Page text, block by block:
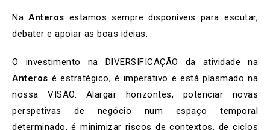
NaAnteros estamos sempre disponíveis para escutar,
debater e apoiar as boas ideias.
O investimento na DIVERSIFICAÇÃO da atividade na
Anteros é estratégico, é imperativo e está plasmado na
nossa VISÃO. Alargar horizontes, potenciar novas
perspetivas de negócio num espaço temporal
determinado, é minimizar riscos de contextos, de ciclos